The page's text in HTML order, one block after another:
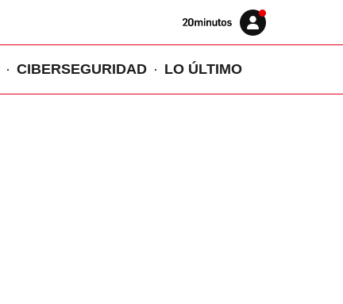
Volver
Iniciar
sesión
CIBERSEGURIDAD LO ÚLTIMO